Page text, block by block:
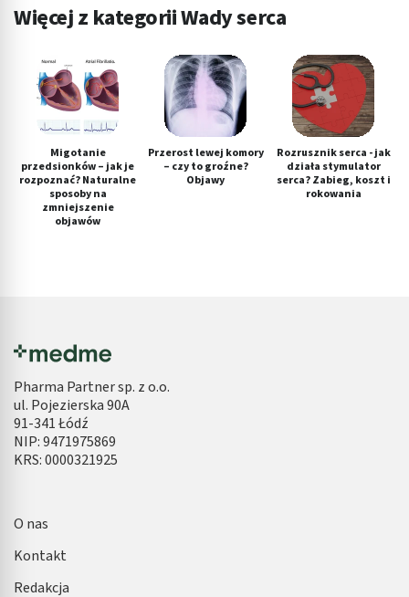
Więcej z kategorii Wady serca
Migotanie
przedsionków – jak je
rozpoznać? Naturalne
sposoby na
zmniejszenie
objawów
Przerost lewej komory
– czy to groźne?
Objawy
Rozrusznik serca - jak
działa stymulator
serca? Zabieg, koszt i
rokowania
Pharma Partner sp. z o.o.
ul. Pojezierska 90A
91-341 Łódź
NIP: 9471975869
KRS: 0000321925
O nas
Kontakt
Redakcja